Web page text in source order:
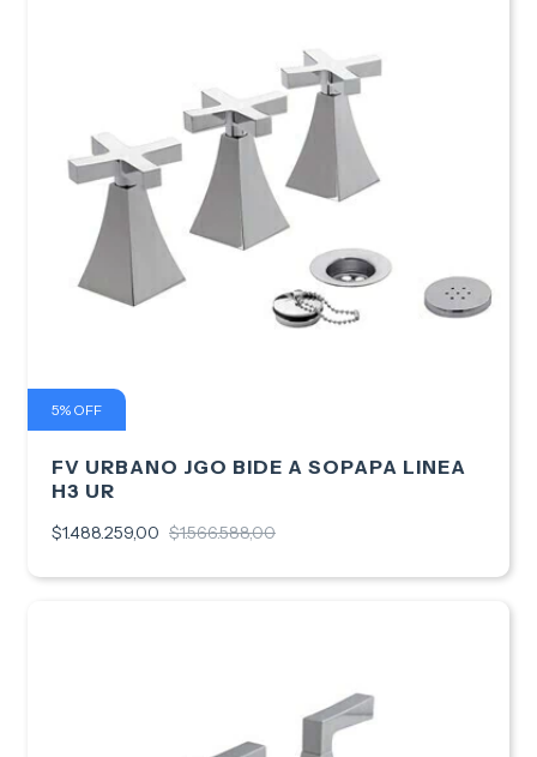
5% OFF
FV URBANO JGO BIDE A SOPAPA LINEA
H3 UR
$1.488.259,00 $1.566.588,00